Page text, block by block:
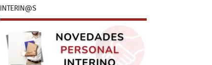
INTERIN@S